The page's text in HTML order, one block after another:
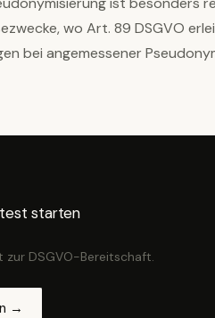
wo Art. 89 DSGVO
bei angemessener
starten
zur DSGVO-Bereitschaft.
→